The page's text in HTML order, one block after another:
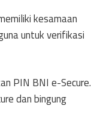
kesamaan
untuk verifikasi
PIN BNI e-Secure.
dan bingung